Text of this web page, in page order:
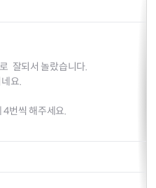
잘되서 놀랐습니다.
요.
4번씩 해주세요.